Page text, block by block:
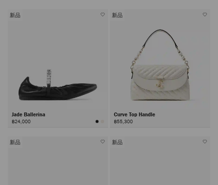
新品
Jade Ballerina
฿24,000
新品
Curve Top Handle
฿55,300
新品 新品